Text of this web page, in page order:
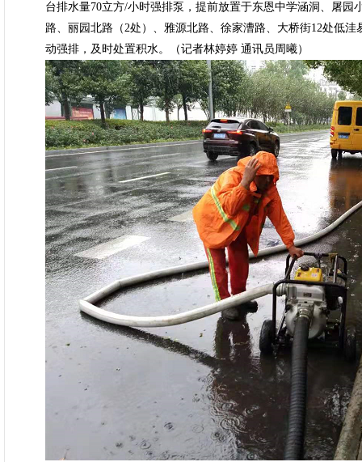
台排水量70立方/小时强排泵，提前放置于东恩中学涵洞、屠
路、丽园北路（2处）、雅源北路、徐家漕路、大桥街12处低
动强排，及时处置积水。（记者林婷婷 通讯员周曦）